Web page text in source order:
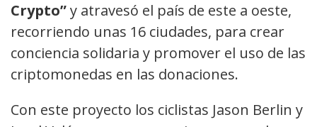
Crypto”y atravesó el país de este a oeste,
recorriendo unas 16 ciudades, para crear
conciencia solidaria y promover el uso de las
criptomonedas en las donaciones.
Con este proyecto los ciclistas Jason Berlin y